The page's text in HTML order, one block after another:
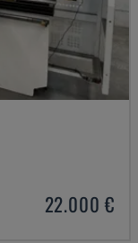
22.000 €